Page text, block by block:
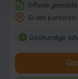
Offerte
Gratis
Deskundige